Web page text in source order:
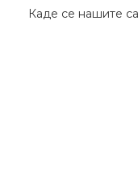
Каде се нашите